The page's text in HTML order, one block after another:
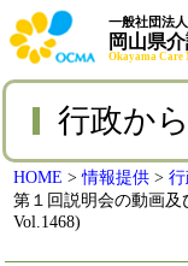
一般社団法人
岡山県
Okayama Care
行政から
HOME >情報提供 >
第１回説明会の動画
Vol.1468)